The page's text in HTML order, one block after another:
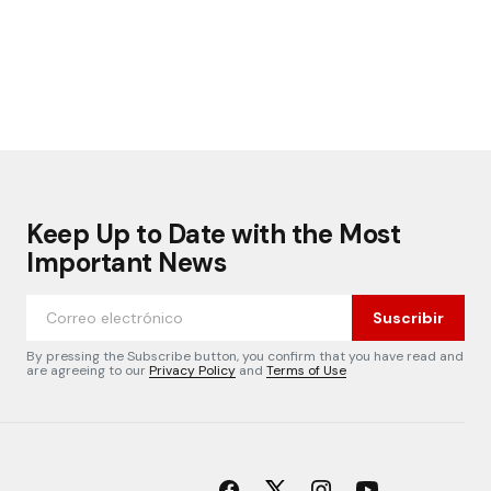
Keep Up to Date with the Most
Important News
Suscribir
By pressing the Subscribe button, you confirm that you have read and
are agreeing to ourPrivacy Policy and Terms of Use